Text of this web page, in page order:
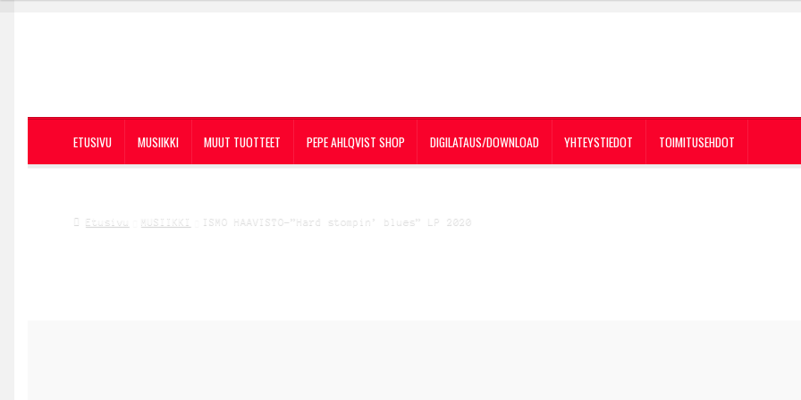
ETUSIVU MUSIIKKI MUUT TUOTTEET PEPE AHLQVIST SHOP DIGILATAUS/DOWNLOAD YHTEYSTIEDOT TOIMITUSEHDOT
Etusivu MUSIIKKI ISMO HAAVISTO-”Hard stompin’ blues” LP 2020